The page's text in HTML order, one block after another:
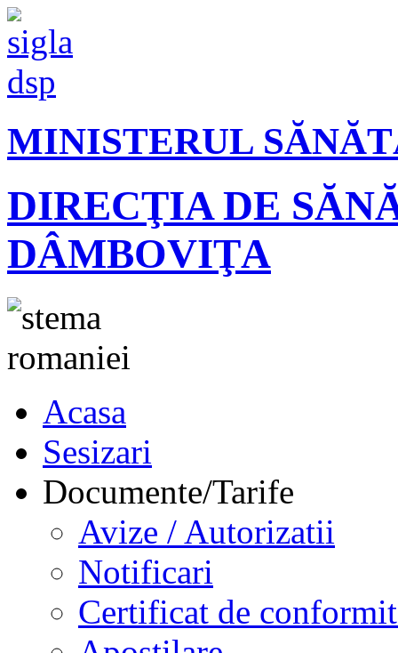
MINISTERUL
DIRECŢIA DE
DÂMBOVIŢA
Acasa
Sesizari
Documente/Tarife
Avize / Autorizatii
Notificari
Certificat de